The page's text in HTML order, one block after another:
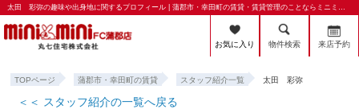
太田 彩弥の趣味や出身地に関するプロフィール | 蒲郡市・幸田町の賃貸・賃貸管理のことならミニミニFC蒲郡店 丸七住宅株式会社
お気に入り 物件検索 来店予約
TOPページ 蒲郡市・幸田町の賃貸 スタッフ紹介一覧 太田 彩弥
＜＜ スタッフ紹介の一覧へ戻る